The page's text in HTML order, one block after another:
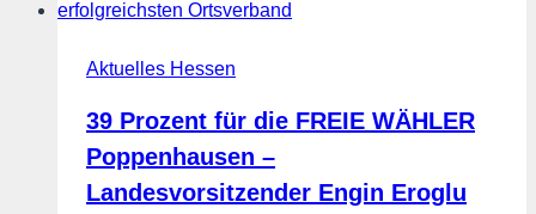
–
ins
Aktuelles Hessen
39 Prozent für die FREIE WÄHLER
Poppenhausen –
Landesvorsitzender Engin Eroglu